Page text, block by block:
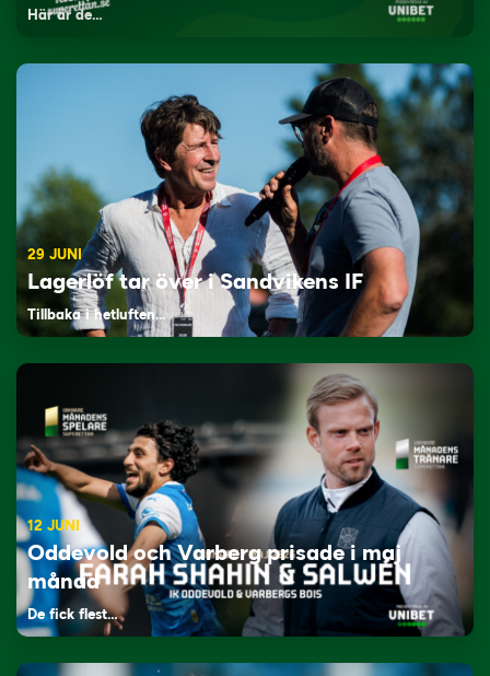
Här är de…
29 JUNI
Lagerlöf tar över i Sandvikens IF
Tillbaka i hetluften…
12 JUNI
Oddevold och Varberg prisade i maj
månad
De fick flest…